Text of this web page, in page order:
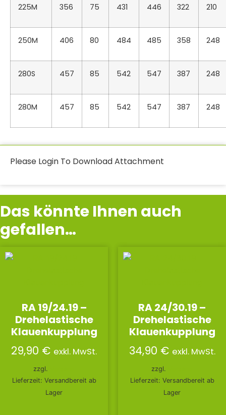
225M 356 75 431 446 322 210
250M 406 80 484 485 358 248
280S 457 85 542 547 387 248
280M 457 85 542 547 387 248
Please Login To Download Attachment
Das könnte Ihnen auch
gefallen…
RA 19/24.19 –
Drehelastische
Klauenkupplung
29,90 € exkl. MwSt.
zzgl.
Lieferzeit: Versandbereit ab
Lager
RA 24/30.19 –
Drehelastische
Klauenkupplung
34,90 € exkl. MwSt.
zzgl.
Lieferzeit: Versandbereit ab
Lager